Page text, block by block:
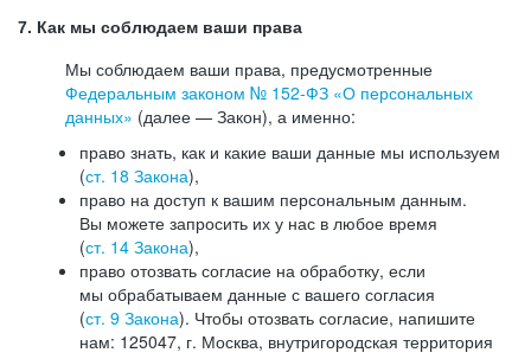
7. Как мы соблюдаем ваши права
Мы соблюдаем ваши права, предусмотренные
Федеральным законом № 152-ФЗ «О персональных
данных» (далее — Закон), а именно:
право знать, как и какие ваши данные мы используем
(ст. 18 Закона),
право на доступ к вашим персональным данным.
Вы можете запросить их у нас в любое время
(ст. 14 Закона),
право отозвать согласие на обработку, если
мы обрабатываем данные с вашего согласия
(ст. 9 Закона). Чтобы отозвать согласие, напишите
нам: 125047, г. Москва, внутригородская территория